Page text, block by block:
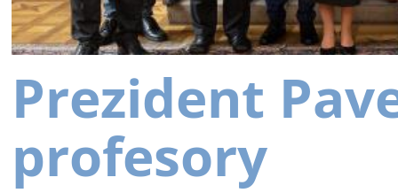
Prezident
profesory